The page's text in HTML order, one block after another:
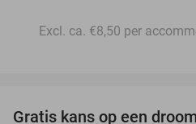
Excl. ca. €8,50 per
Gratis kans op een